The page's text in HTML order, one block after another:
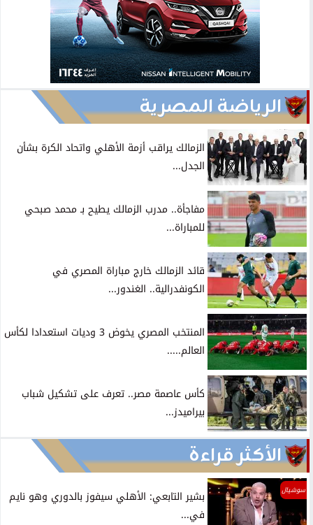
الرياضة المصرية
الزمالك يراقب أزمة الأهلي واتحاد الكرة بشأن
الجدل...
مفاجأة.. مدرب الزمالك يطيح بـ محمد صبحي
للمباراة...
قائد الزمالك خارج مباراة المصري في
الكونفدرالية.. الغندور...
المنتخب المصري يخوض 3 وديات استعدادا لكأس
العالم.....
كأس عاصمة مصر.. تعرف على تشكيل شباب
بيراميدز...
الأكثر قراءة
سوشيال
بشير التابعي: الأهلي سيفوز بالدوري وهو نايم
في...